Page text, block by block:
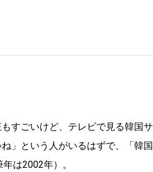
すごいけど、テレビで見る韓国サ
」という人がいるはずで、「韓国
は2002年）。